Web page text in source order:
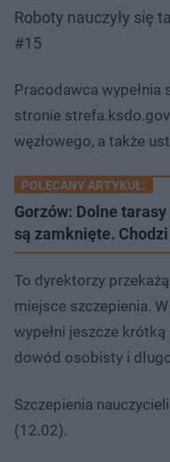
Roboty nauczyły się
#15
Pracodawca
stronie
węzłowego, a także
POLECANY ARTYKUŁ:
Gorzów: Dolne
są zamknięte.
To dyrektorzy
miejsce szczepienia.
wypełni jeszcze
dowód osobisty i
Szczepienia
(12.02).